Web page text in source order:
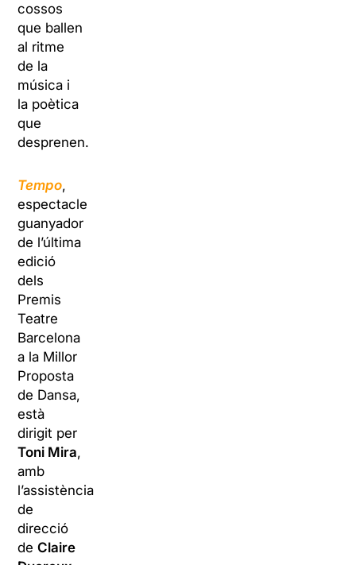
cossos
que ballen
al ritme
de la
música i
la poètica
que
desprenen.
Tempo,
espectacle
guanyador
de l’última
edició
dels
Premis
Teatre
Barcelona
a la Millor
Proposta
de Dansa,
està
dirigit per
Toni Mira,
amb
l’assistència
de
direcció
deClaire